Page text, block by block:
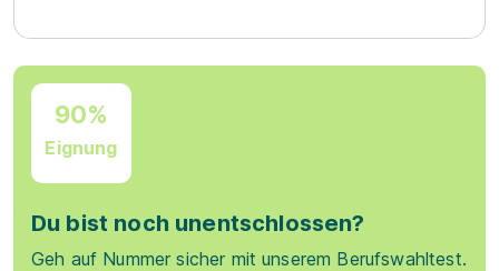
90%
Eignung
Du bist noch unentschlossen?
Geh auf Nummer sicher mit unserem Berufswahltest.